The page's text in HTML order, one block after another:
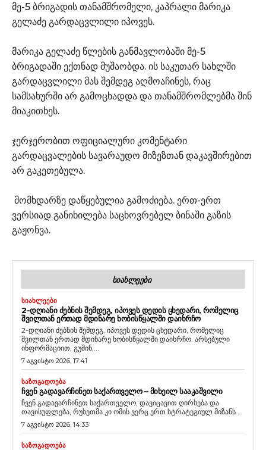
მე-5 ბრიგადის თანამშრომელი, კაპრალი მარიკა
გელაძე გარდაცვლილი იპოვეს.
მარიკა გელაძე წლების განმავლობაში მე-5
ბრიგადაში ექთნად მუშაობდა. ის საკუთარ სახლში
გარდაცვლილი მას შემდეგ აღმოაჩინეს, რაც
სამსახურში არ გამოცხადდა და თანამშრომლებმა შინ
მიაკითხეს.
ჯერჯერობით ოფიციალური კომენტარი
გარდაცვალების სავარაუდო მიზეზთან დაკავშირებით
არ გაკეთებულა.
მომხდარზე დაწყებულია გამოძიება. ერთ-ერთ
ვერსიად განიხილება საცხოვრებელ ბინაში გაზის
გაჟონვა.
ᲡᲘᲐᲮᲚᲔᲔᲑᲘ
ᲡᲘᲐᲮᲚᲔᲔᲑᲘ
2-ᲓᲦᲘᲐᲜᲘ ᲫᲔᲑᲜᲘᲡ ᲨᲔᲛᲓᲔᲒ, ᲘᲞᲝᲕᲔᲡ ᲓᲔᲓᲘᲡ ᲪᲮᲔᲓᲐᲠᲘ, ᲠᲝᲛᲔᲚᲘᲪ
ᲨᲕᲘᲚᲗᲐᲜ ᲔᲠᲗᲐᲓ ᲛᲓᲘᲜᲐᲠᲔ ᲮᲝᲑᲘᲡᲬᲧᲐᲚᲨᲘ ᲓᲐᲘᲮᲠᲩᲝ
2-დღიანი ძებნის შემდეგ, იპოვეს დედის ცხედარი, რომელიც
შვილთან ერთად მდინარე ხობისწყალში დაიხრჩო. არსებული
ინფორმაციით, გუშინ,...
7 აგვისტო 2026, 17:41
ᲡᲐᲖᲝᲒᲐᲓᲝᲔᲑᲐ
ᲩᲕᲔᲜ ᲒᲐᲓᲐᲕᲐᲠᲩᲘᲜᲔᲗ ᲡᲐᲥᲐᲠᲗᲕᲔᲚᲝ – ᲛᲘᲮᲔᲘᲚ ᲡᲐᲐᲙᲐᲨᲕᲘᲚᲘ
ჩვენ გადავარჩინეთ საქართველო, დავიცავით ღირსება და
თავისუფლება, რუსეთმა კი ომის ვერც ერთ სტრატეგიულ მიზანს...
7 აგვისტო 2026, 14:33
ᲡᲐᲖᲝᲒᲐᲓᲝᲔᲑᲐ